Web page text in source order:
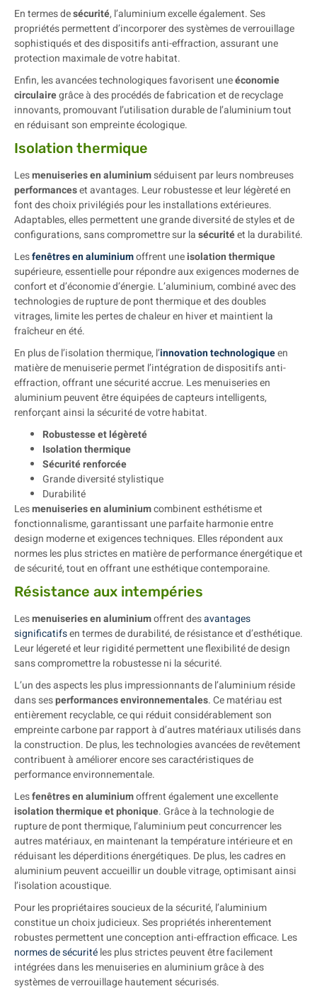
En termes desécurité, l’aluminium excelle également. Ses
propriétés permettent d’incorporer des systèmes de verrouillage
sophistiqués et des dispositifs anti-effraction, assurant une
protection maximale de votre habitat.
Enfin, les avancées technologiques favorisent uneéconomie
circulairegrâce à des procédés de fabrication et de recyclage
innovants, promouvant l’utilisation durable de l’aluminium tout
en réduisant son empreinte écologique.
Isolation thermique
Lesmenuiseries en aluminiumséduisent par leurs nombreuses
performanceset avantages. Leur robustesse et leur légèreté en
font des choix privilégiés pour les installations extérieures.
Adaptables, elles permettent une grande diversité de styles et de
configurations, sans compromettre sur lasécuritéet la durabilité.
Lesfenêtres en aluminiumoffrent uneisolation thermique
supérieure, essentielle pour répondre aux exigences modernes de
confort et d’économie d’énergie. L’aluminium, combiné avec des
technologies de rupture de pont thermique et des doubles
vitrages, limite les pertes de chaleur en hiver et maintient la
fraîcheur en été.
En plus de l’isolation thermique, l’innovation technologiqueen
matière de menuiserie permet l’intégration de dispositifs anti-
effraction, offrant une sécurité accrue. Les menuiseries en
aluminium peuvent être équipées de capteurs intelligents,
renforçant ainsi la sécurité de votre habitat.
Robustesse et légèreté
Isolation thermique
Sécurité renforcée
Grande diversité stylistique
Durabilité
Lesmenuiseries en aluminiumcombinent esthétisme et
fonctionnalisme, garantissant une parfaite harmonie entre
design moderne et exigences techniques. Elles répondent aux
normes les plus strictes en matière de performance énergétique et
de sécurité, tout en offrant une esthétique contemporaine.
Résistance aux intempéries
Lesmenuiseries en aluminiumoffrent desavantages
significatifsen termes de durabilité, de résistance et d’esthétique.
Leur légereté et leur rigidité permettent une flexibilité de design
sans compromettre la robustesse ni la sécurité.
L’un des aspects les plus impressionnants de l’aluminium réside
dans sesperformances environnementales. Ce matériau est
entièrement recyclable, ce qui réduit considérablement son
empreinte carbone par rapport à d’autres matériaux utilisés dans
la construction. De plus, les technologies avancées de revêtement
contribuent à améliorer encore ses caractéristiques de
performance environnementale.
Lesfenêtres en aluminiumoffrent également une excellente
isolation thermique et phonique. Grâce à la technologie de
rupture de pont thermique, l’aluminium peut concurrencer les
autres matériaux, en maintenant la température intérieure et en
réduisant les déperditions énergétiques. De plus, les cadres en
aluminium peuvent accueillir un double vitrage, optimisant ainsi
l’isolation acoustique.
Pour les propriétaires soucieux de la sécurité, l’aluminium
constitue un choix judicieux. Ses propriétés inherentement
robustes permettent une conception anti-effraction efficace. Les
normes de sécuritéles plus strictes peuvent être facilement
intégrées dans les menuiseries en aluminium grâce à des
systèmes de verrouillage hautement sécurisés.